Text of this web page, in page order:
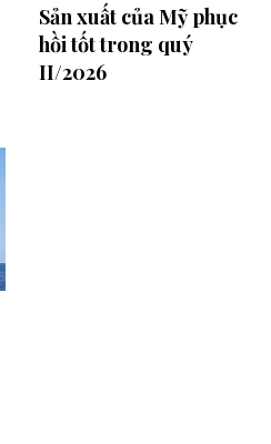
Sản xuất của Mỹ phục
hồi tốt trong quý
II/2026